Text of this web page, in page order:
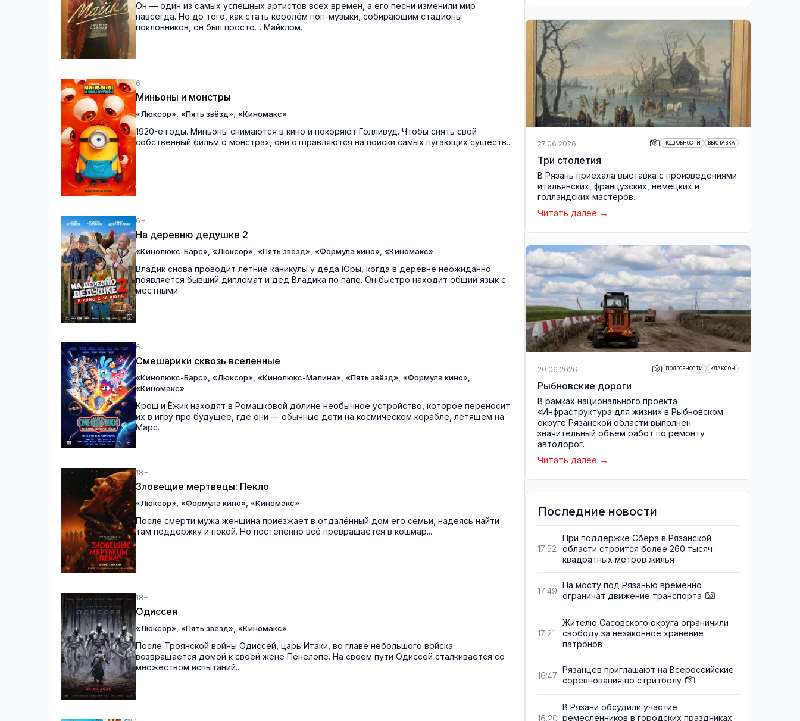
Он — один из самых успешных артистов всех времен, а его песни изменили мир
навсегда. Но до того, как стать королём поп-музыки, собирающим стадионы
поклонников, он был просто… Майклом.
6+
Миньоны и монстры
«Люксор» «Пять звёзд» «Киномакс»
1920-е годы. Миньоны снимаются в кино и покоряют Голливуд. Чтобы снять свой
собственный фильм о монстрах, они отправляются на поиски самых пугающих существ...
6+
На деревню дедушке 2
«Кинолюкс-Барс» «Люксор» «Пять звёзд» «Формула кино» «Киномакс»
Владик снова проводит летние каникулы у деда Юры, когда в деревне неожиданно
появляется бывший дипломат и дед Владика по папе. Он быстро находит общий язык с
местными.
6+
Смешарики сквозь вселенные
«Кинолюкс-Барс» «Люксор» «Кинолюкс-Малина» «Пять звёзд» «Формула кино»
«Киномакс»
Крош и Ёжик находят в Ромашковой долине необычное устройство, которое переносит
их в игру про будущее, где они — обычные дети на космическом корабле, летящем на
Марс.
18+
Зловещие мертвецы: Пекло
«Люксор» «Формула кино» «Киномакс»
После смерти мужа женщина приезжает в отдалённый дом его семьи, надеясь найти
там поддержку и покой. Но постепенно всё превращается в кошмар...
18+
Одиссея
«Люксор» «Пять звёзд» «Киномакс»
После Троянской войны Одиссей, царь Итаки, во главе небольшого войска
возвращается домой к своей жене Пенелопе. На своём пути Одиссей сталкивается со
множеством испытаний...
27.06.2026 ПОДРОБНОСТИ ВЫСТАВКА
Три столетия
В Рязань приехала выставка с произведениями
итальянских, французских, немецких и
голландских мастеров.
Читать далее
20.06.2026 ПОДРОБНОСТИ КЛАКСОН
Рыбновские дороги
В рамках национального проекта
«Инфраструктура для жизни» в Рыбновском
округе Рязанской области выполнен
значительный объём работ по ремонту
автодорог.
Читать далее
Последние новости
17:52
При поддержке Сбера в Рязанской
области строится более 260 тысяч
квадратных метров жилья
17:49
На мосту под Рязанью временно
ограничат движение транспорта
17:21
Жителю Сасовского округа ограничили
свободу за незаконное хранение
патронов
16:47
Рязанцев приглашают на Всероссийские
соревнования по стритболу
16:20
В Рязани обсудили участие
ремесленников в городских праздниках